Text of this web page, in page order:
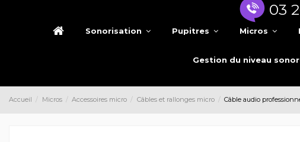
03
Sonorisation Pupitres Micros
Gestion du niveau
Accueil Micros Accessoires micro Câbles et rallonges micro Câble audio